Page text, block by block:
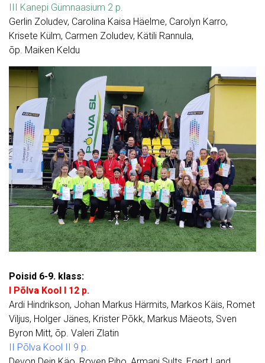
III Kanepi Gümnaasium 2 p.
Gerlin Zoludev, Carolina Kaisa Häelme, Carolyn Karro,
Krisete Külm, Carmen Zoludev, Kätili Rannula,
õp. Maiken Keldu
Poisid 6-9. klass:
I Põlva Kool I 12 p.
Ardi Hindrikson, Johan Markus Härmits, Markos Käis, Romet
Viljus, Holger Jänes, Krister Põkk, Markus Mäeots, Sven
Byron Mitt, õp. Valeri Zlatin
II Põlva Kool II 9 p.